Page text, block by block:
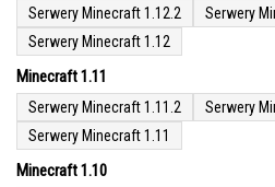
Serwery Minecraft 1.12.2
Serwery
Serwery Minecraft 1.12
Minecraft 1.11
Serwery Minecraft 1.11.2
Serwery
Serwery Minecraft 1.11
Minecraft 1.10